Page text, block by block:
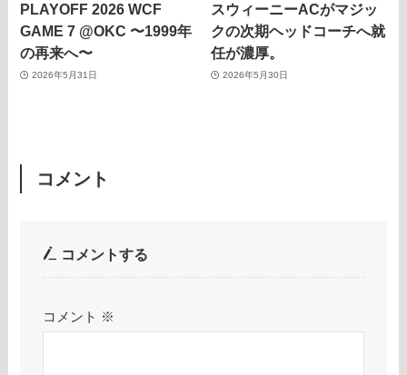
PLAYOFF 2026 WCF
GAME 7 @OKC 〜1999年
の再来へ〜
2026年5月31日
スウィーニーACがマジッ
クの次期ヘッドコーチへ就
任が濃厚。
2026年5月30日
コメント
コメントする
コメント ※